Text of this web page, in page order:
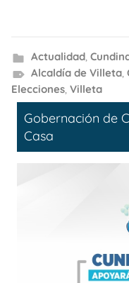
Actualidad,
Alcaldía de Villeta,
Elecciones, Villeta
Gobernación de
Casa